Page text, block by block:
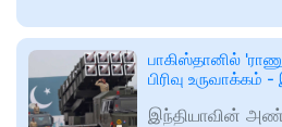
பாகிஸ்தானில்
பிரிவு உருவாக்கம்
இந்தியாவின்